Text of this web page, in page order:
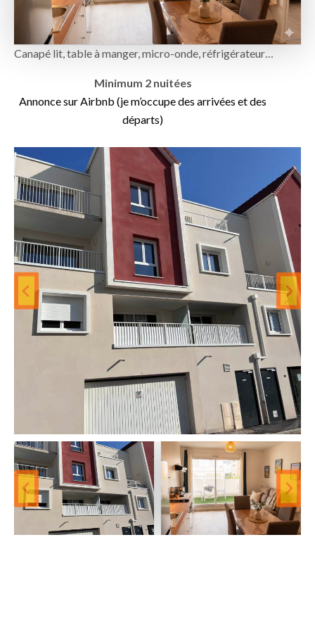
Canapé lit, table à manger, micro-onde, réfrigérateur…
Minimum 2 nuitées
Annonce sur Airbnb (je m’occupe des arrivées et des
départs)